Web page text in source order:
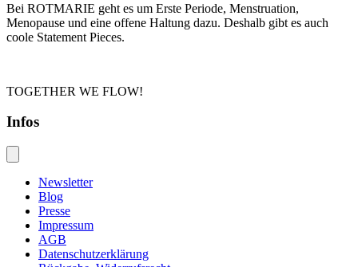
Bei ROTMARIE geht es um Erste Periode, Menstruation,
Menopause und eine offene Haltung dazu. Deshalb gibt es auch
coole Statement Pieces.
TOGETHER WE FLOW!
Infos
Newsletter
Blog
Presse
Impressum
AGB
Datenschutzerklärung